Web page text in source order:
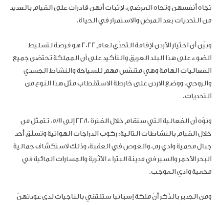
تجاه أنفسهن وتجاه المرضى، لإثبات أنهن قادرات على القيام بالعديد
من التحديات بعد المرض والاستمرار في الحياة.
وبيّن أن اختيار الأردن لإقامة التحدّي لعام 2022 هو فرصة لتسليط
الضوء على هذا البلد العريق والتأكيد على أن المملكة تحتضن جميع
الفعاليات الهامة وهي متنفّس مهم للسياحة والنشاط الجسدي
والروحي. ووضع الاردن على خارطة الاستقطاب مثل هذا النوع من
التحديات.
ونوّه أن الفعالية التي ستقام خلال الفترة 22/10 إلى 05/11 تتمثل من
خلال القيام بالنشاطات التالية: ركوب الدراجات الهوائية وتسلّق أحد
جبال محمية وادي رم، والغوص في العقبة، وذلك لاستكشاف جمالية
البحر الأحمر والسير في مدينة البتراء الأثرية والمسارات المائية في
محمية وادي الموجب.
ومن الجدير بالذّكر أنّ ملكة إسبانيا ستلتقي بالناجيات لدى عودتهنّ